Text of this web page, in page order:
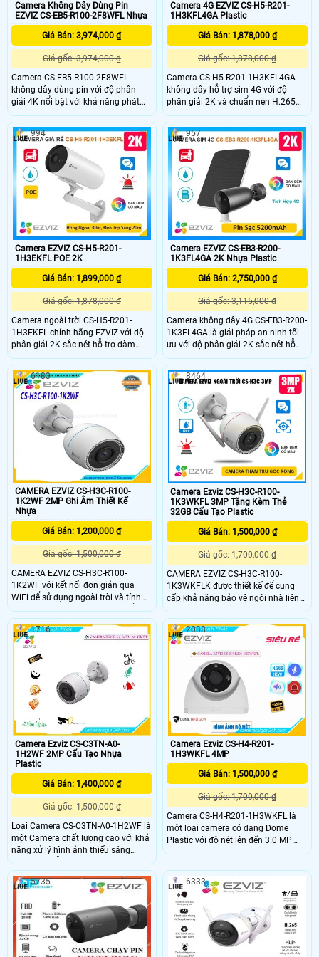
Camera Không Dây Dùng Pin
EZVIZ CS-EB5-R100-2F8WFL Nhựa
Giá Bán: 3,974,000 ₫
Giá gốc: 3,974,000 ₫
Camera CS-EB5-R100-2F8WFL
không dây dùng pin với độ phân
giải 4K nổi bật với khả năng phát
hiện hình dáng người và phương
tiện hỗ trợ đàm thoại 2 chiều
camera còn trang bị còi cảnh báo
và đèn chớp tăng cường an ninh khi
phát hiện sự xâm nhập camera tích
hợp tấm pin năng lượng mặt trời và
pin sạc đạt chuẩn IP65 chống nước
và bụi giúp hoạt động bền bỉ trong
mọi điều kiện thời tiết.
Camera 4G EZVIZ CS-H5-R201-
1H3KFL4GA Plastic
Giá Bán: 1,878,000 ₫
Giá gốc: 1,878,000 ₫
Camera CS-H5-R201-1H3KFL4GA
không dây hỗ trợ sim 4G với độ
phân giải 2K và chuẩn nén H.265
giúp tiết kiệm băng thông camera
có khả năng đàm thoại 2 chiều tầm
nhìn hồng ngoại lên đến 30m và
ánh sáng trắng 20m đảm bảo quan
sát rõ ràng cả ngày lẫn đêm với
chuẩn IP67 camera còn tích hợp
tính năng phát hiện thông minh và
cảnh báo bằng còi và đèn chớp
Camera EZVIZ CS-H5-R201-
1H3EKFL POE 2K
Giá Bán: 1,899,000 ₫
Giá gốc: 1,878,000 ₫
Camera ngoài trời CS-H5-R201-
1H3EKFL chính hãng EZVIZ với độ
phân giải 2K sắc nét hỗ trợ đàm
thoại hai chiều và phát hiện thông
minh với cảnh báo bằng còi và đèn
chớp. Với hồng ngoại 30m đèn trợ
sáng 20m camera mang đến hình
ảnh ban đêm có màu chân thực.
994
Camera EZVIZ CS-EB3-R200-
1K3FL4GA 2K Nhựa Plastic
Giá Bán: 2,750,000 ₫
Giá gốc: 3,115,000 ₫
Camera không dây 4G CS-EB3-R200-
1K3FL4GA là giải pháp an ninh tối
ưu với độ phân giải 2K sắc nét hỗ
trợ nhận diện người và phương tiện
chính xác. Camera nổi bật với khả
năng đàm thoại hai chiều lưu trữ thẻ
nhớ đến 512GB và tích hợp pin sạc
cùng chuẩn IP65 chống bụi nước,
phù hợp sử dụng cả trong nhà lẫn
ngoài trời.
957
CAMERA EZVIZ CS-H3C-R100-
1K2WF 2MP Ghi Âm Thiết Kế
Nhựa
Giá Bán: 1,200,000 ₫
Giá gốc: 1,500,000 ₫
CAMERA EZVIZ CS-H3C-R100-
1K2WF với kết nối đơn giản qua
WiFi để sử dụng ngoài trời và tính
năng thông minh thì H3c có thể là
lựa chọn tốt nhất mà bạn sẽ tìm
thấy. CAMERA EZVIZ CS-H3C-R100-
1K2WF được thiết kế tốt để cung
cấp khả năng bảo vệ đáng tin cậy từ
ngày đến đêm, bao gồm phát hiện
con người do AI hỗ trợ
6183
Camera Ezviz CS-H3C-R100-
1K3WKFL 3MP Tặng Kèm Thẻ
32GB Cấu Tạo Plastic
Giá Bán: 1,500,000 ₫
Giá gốc: 1,700,000 ₫
CAMERA EZVIZ CS-H3C-R100-
1K3WKFLK được thiết kế để cung
cấp khả năng bảo vệ ngôi nhà liên
tục 24/7 theo cách thông minh.
Hoạt động như một người bảo vệ
ngoài trời cho hầu hết các ngôi nhà,
máy ảnh này hiển thị video 2K siêu
sắc nét và tầm nhìn ban đêm đầy
màu sắc, đồng thời đủ thông minh
để phát hiện các hoạt động của con
người và cung cấp khả năng phòng
thủ chủ động
8464
Camera Ezviz CS-C3TN-A0-
1H2WF 2MP Cấu Tạo Nhựa
Plastic
Giá Bán: 1,400,000 ₫
Giá gốc: 1,500,000 ₫
Loại Camera CS-C3TN-A0-1H2WF là
một Camera chất lượng cao với khả
năng xử lý hình ảnh thiếu sáng
đồng thời hỗ trợ chất lượng hình
FULL HD 1080P. Với tính năng Hồng
Ngoại Smart IR, camera này có thể
ánh sáng
1716
Camera Ezviz CS-H4-R201-
1H3WKFL 4MP
Giá Bán: 1,500,000 ₫
Giá gốc: 1,700,000 ₫
Camera CS-H4-R201-1H3WKFL là
một loại camera có dạng Dome
Plastic với độ nét lên đến 3.0 MP
cho hình ảnh rõ nét. Camera cũng
giúp hiển thị hình ảnh chất lượng tốt
dù trong điều kiện ánh sáng yếu Đây
là một lựa chọn tuyệt vời cho việc
an ninh và giám sát trong văn
phòng hoặc các khu vực khác
2038
5735 6333